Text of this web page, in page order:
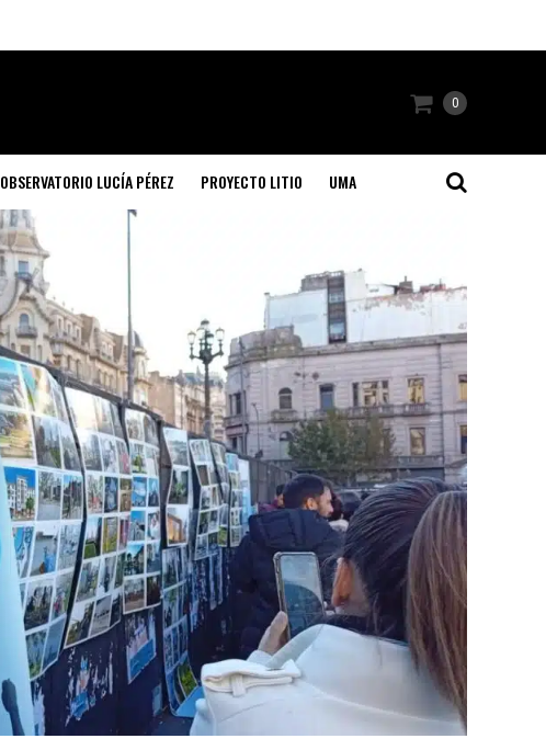
0
OBSERVATORIO LUCÍA PÉREZ PROYECTO LITIO UMA